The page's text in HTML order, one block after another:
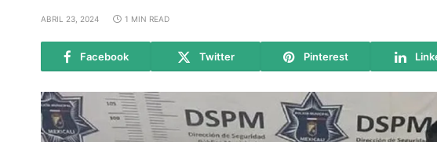
ABRIL 23, 2024 1 MIN READ
Facebook Twitter Pinterest